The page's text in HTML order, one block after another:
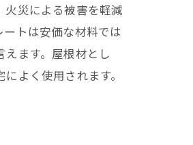
災による被害を軽減
トは安価な材料では
ます。屋根材とし
よく使用されます。